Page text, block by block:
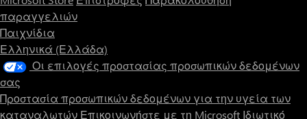
παραγγελιών
Παιχνίδια
Ελληνικά (Ελλάδα)
Οι επιλογές προστασίας προσωπικών δεδομένων
σας
Προστασία προσωπικών δεδομένων για την υγεία των
καταναλωτών Επικοινωνήστε με τη Microsoft Ιδιωτικό